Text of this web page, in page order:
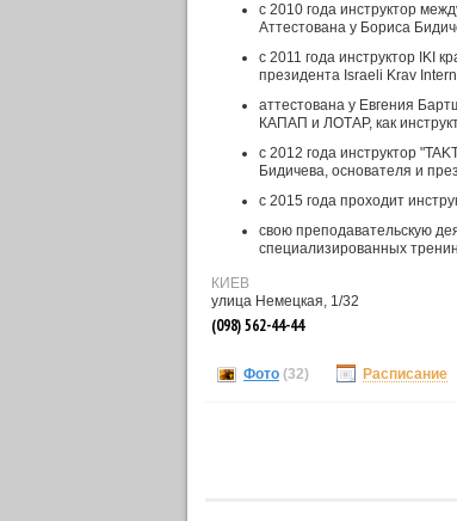
с 2010 года инструктор
Аттестована у Бориса
с 2011 года инструктор IKI
президента Israeli Krav
аттестована у Евгения
КАПАП и ЛОТАР, как
с 2012 года инструктор
Бидичева, основателя и
с 2015 года проходит
свою преподавательскую
специализированных
КИЕВ
улица Немецкая, 1/32
(098) 562-44-44
Фото (32) Расписание